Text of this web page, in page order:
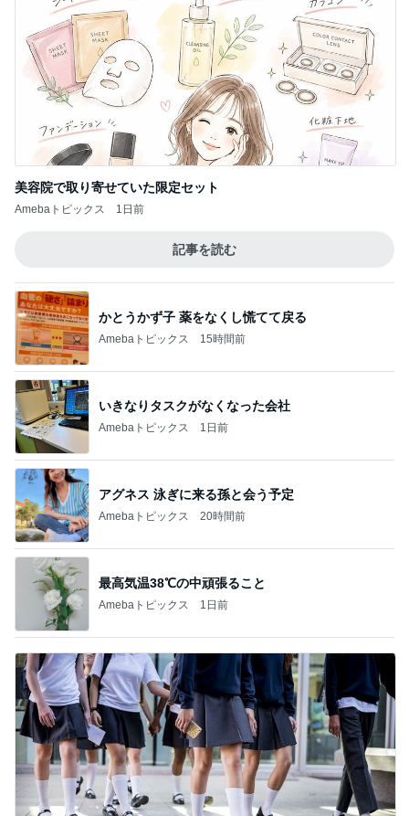
美容院で取り寄せていた限定セット
Amebaトピックス 1日前
記事を読む
かとうかず子 薬をなくし慌てて戻る
Amebaトピックス 15時間前
いきなりタスクがなくなった会社
Amebaトピックス 1日前
アグネス 泳ぎに来る孫と会う予定
Amebaトピックス 20時間前
最高気温38℃の中頑張ること
Amebaトピックス 1日前